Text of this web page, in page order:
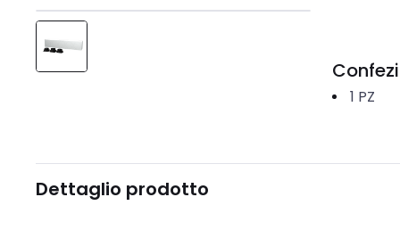
1 PZ
Dettaglio prodotto